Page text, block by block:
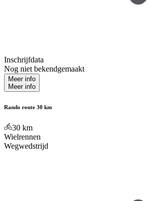
Inschrijfdata
Nog niet bekendgemaakt
Meer info
Meer info
Rando route 30 km
30 km
Wielrennen
Wegwedstrijd